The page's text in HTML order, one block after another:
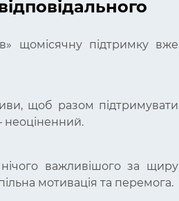
щомісячну підтримку вже
щоб разом підтримувати
неоціненний.
нічого важливішого за щиру
мотивація та перемога.